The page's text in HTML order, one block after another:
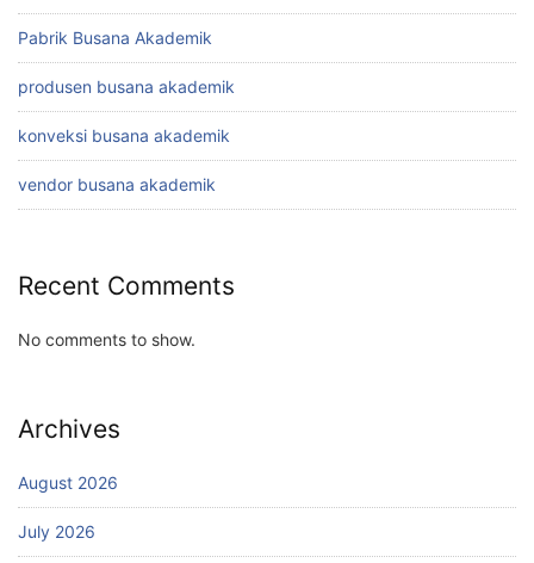
Pabrik Busana Akademik
produsen busana akademik
konveksi busana akademik
vendor busana akademik
Recent Comments
No comments to show.
Archives
August 2026
July 2026